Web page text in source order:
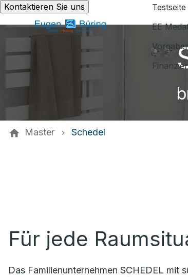
Kontaktieren Sie uns
EE
Master Schedel
Für jede
Das Familienunternehmen SCHEDEL